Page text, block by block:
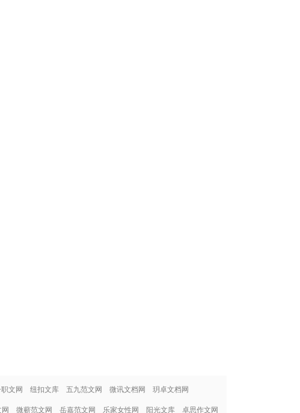
文网 纽扣文库 五九范文网 微讯文档网 玥卓文档网
微蕲范文网 岳嘉范文网 乐家女性网 阳光文库 卓思作文网